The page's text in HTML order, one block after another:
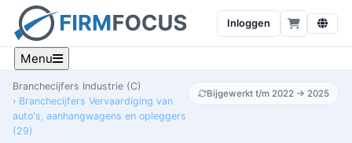
Inloggen
Menu
Branchecijfers Industrie (C)
Branchecijfers Vervaardiging van
auto's, aanhangwagens en opleggers
(29)
Bijgewerkt t/m 2022 → 2025